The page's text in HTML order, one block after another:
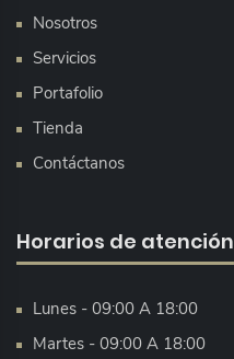
Nosotros
Servicios
Portafolio
Tienda
Contáctanos
Horarios de atención
Lunes - 09:00 A 18:00
Martes - 09:00 A 18:00